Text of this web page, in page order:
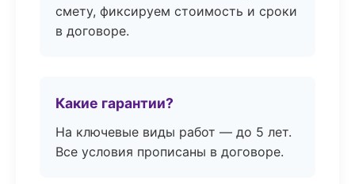
смету, фиксируем стоимость и сроки
в договоре.
Какие гарантии?
На ключевые виды работ — до 5 лет.
Все условия прописаны в договоре.